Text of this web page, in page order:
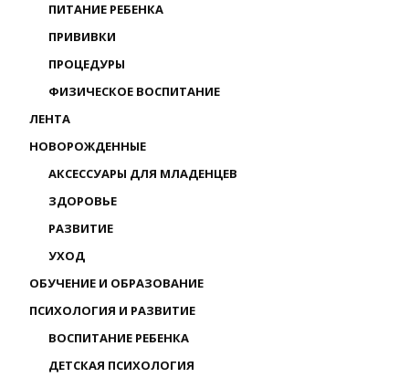
ПИТАНИЕ РЕБЕНКА
ПРИВИВКИ
ПРОЦЕДУРЫ
ФИЗИЧЕСКОЕ ВОСПИТАНИЕ
ЛЕНТА
НОВОРОЖДЕННЫЕ
АКСЕССУАРЫ ДЛЯ МЛАДЕНЦЕВ
ЗДОРОВЬЕ
РАЗВИТИЕ
УХОД
ОБУЧЕНИЕ И ОБРАЗОВАНИЕ
ПСИХОЛОГИЯ И РАЗВИТИЕ
ВОСПИТАНИЕ РЕБЕНКА
ДЕТСКАЯ ПСИХОЛОГИЯ